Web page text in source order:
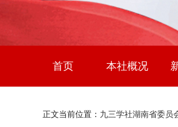
首页 本社概况
当前位置： 九三学社湖南省委员
正文